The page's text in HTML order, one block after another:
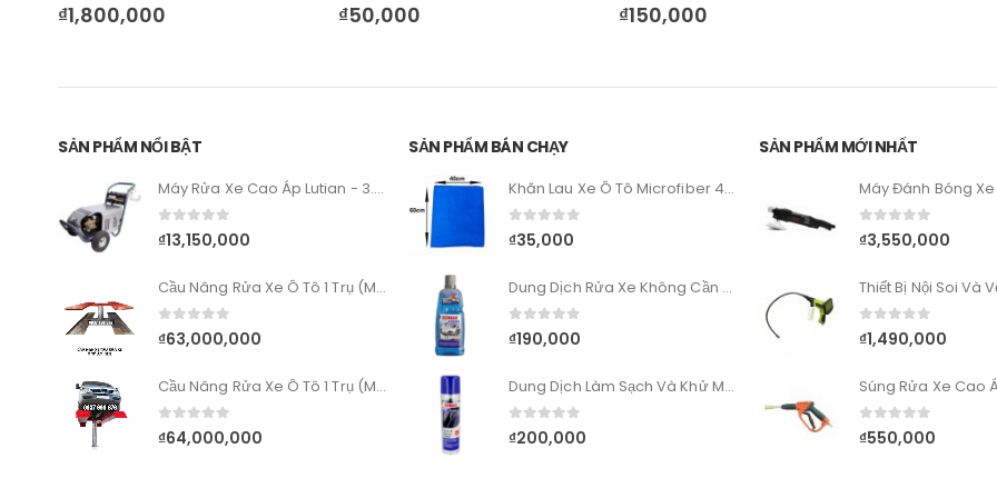
0out of 5
₫50,000 0out of 5
₫150,000
SẢN PHẨM NỔI BẬT
Máy Rửa Xe Cao Áp Lutian - 3.0KW – 1750PSI
0out of 5
₫13,150,000
Cầu Nâng Rửa Xe Ô Tô 1 Trụ (Model Âm Nền)
0out of 5
₫63,000,000
Cầu Nâng Rửa Xe Ô Tô 1 Trụ (Mặt Bàn Nổi)
out of 5
₫64,000,000
SẢN PHẨM BÁN CHẠY
Khăn Lau Xe Ô Tô Microfiber 40cm x 60cm
0out of 5
₫35,000
Dung Dịch Rửa Xe Không Cần Lau Sonax Xtreme Wash&Dry
0out of 5
₫190,000
Dung Dịch Làm Sạch Và Khử Mùi Vải Sonax Xtreme Upholstery & Alcantara Cleaner
out of 5
₫200,000
SẢN PHẨM MỚI NHẤT
0out of 5
₫3,550,000
0out of 5
₫1,490,000
Súng Rửa Xe Cao
out of 5
₫550,000